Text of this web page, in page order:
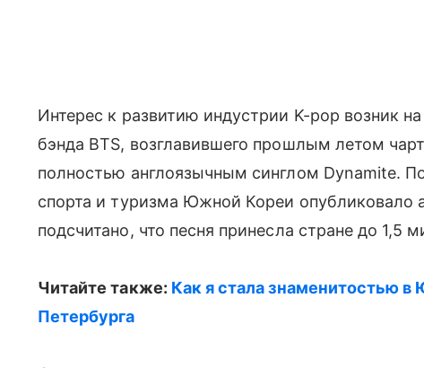
Интерес к развитию индустрии K-pop возник
бэнда BTS, возглавившего прошлым летом
полностью англоязычным синглом Dynamite.
спорта и туризма Южной Кореи опубликовало
подсчитано, что песня принесла стране до 1,5
Читайте также: Как я стала знаменитостью
Петербурга